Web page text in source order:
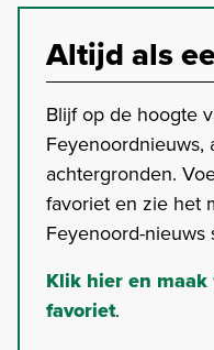
Altijd als
Blijf op de hoogte
Feyenoordnieuws,
achtergronden.
favoriet en zie het
Feyenoord-nieuws
Klik hier en maak
favoriet.